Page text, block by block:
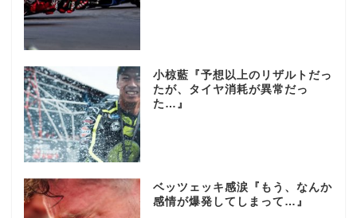
小椋藍『予想以上のリザルトだっ
たが、タイヤ消耗が異常だっ
た…』
ベッツェッキ感涙『もう、なんか
感情が爆発してしまって…』